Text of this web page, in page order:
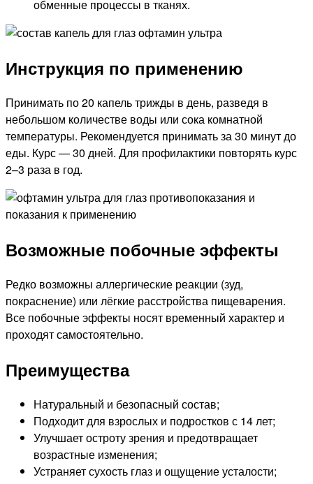
обменные процессы в тканях.
Инструкция по применению
Принимать по 20 капель трижды в день, разведя в
небольшом количестве воды или сока комнатной
температуры. Рекомендуется принимать за 30 минут до
еды. Курс — 30 дней. Для профилактики повторять курс
2–3 раза в год.
Возможные побочные эффекты
Редко возможны аллергические реакции (зуд,
покраснение) или лёгкие расстройства пищеварения.
Все побочные эффекты носят временный характер и
проходят самостоятельно.
Преимущества
Натуральный и безопасный состав;
Подходит для взрослых и подростков с 14 лет;
Улучшает остроту зрения и предотвращает
возрастные изменения;
Устраняет сухость глаз и ощущение усталости;